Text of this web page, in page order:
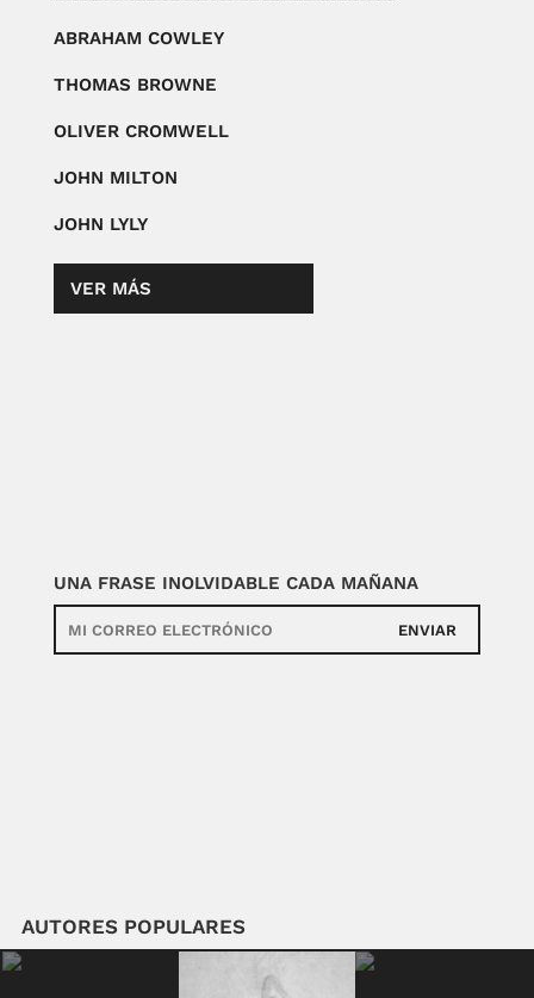
ABRAHAM COWLEY
THOMAS BROWNE
OLIVER CROMWELL
JOHN MILTON
JOHN LYLY
VER MÁS
UNA FRASE INOLVIDABLE CADA MAÑANA
ENVIAR
AUTORES POPULARES